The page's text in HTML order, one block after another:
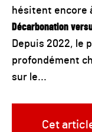
hésitent encore
Décarbonation
Depuis 2022, le
profondément
sur le...
Cet